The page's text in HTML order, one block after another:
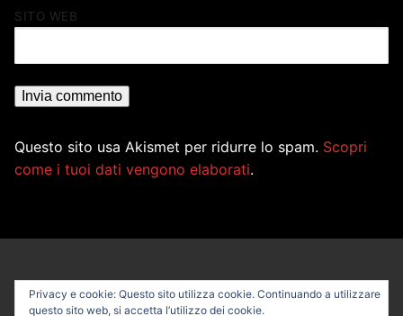
SITO WEB
Questo sito usa Akismet per ridurre lo spam. Scopri
come i tuoi dati vengono elaborati.
Privacy e cookie: Questo sito utilizza cookie. Continuando a utilizzare
questo sito web, si accetta l’utilizzo dei cookie.